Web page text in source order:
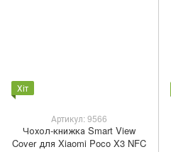
Хіт
Артикул: 9566
Чохол-книжка Smart View
Cover для Xiaomi Poco X3 NFC